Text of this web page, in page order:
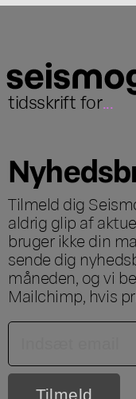
tidsskrift for...
Tilmeld dig
aldrig glip af
bruger ikke din
sende dig
måneden, og vi
Mailchimp, hvis